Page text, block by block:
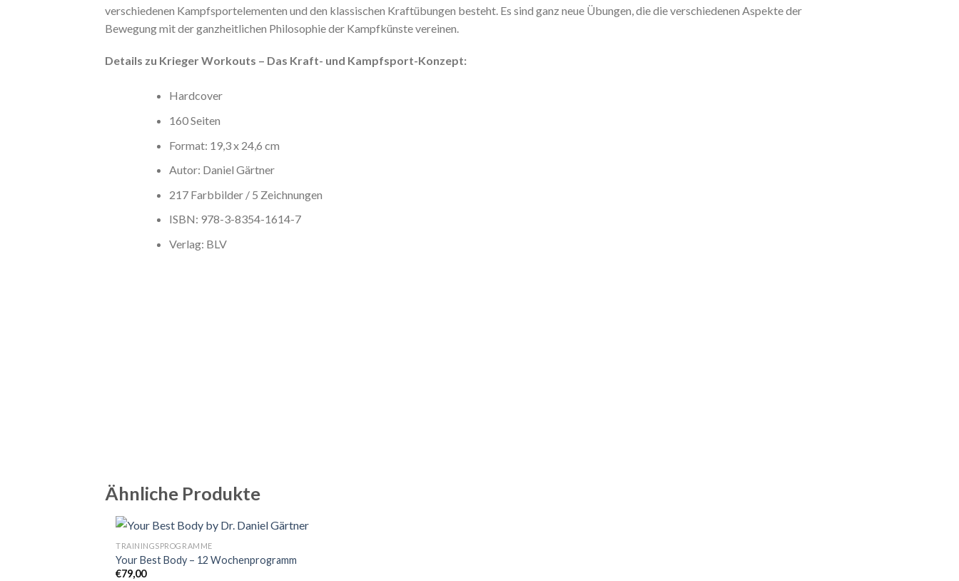
verschiedenen Kampfsportelementen und den klassischen Kraftübungen besteht. Es sind ganz neue Übungen, die die verschiedenen Aspekte der
Bewegung mit der ganzheitlichen Philosophie der Kampfkünste vereinen.
Details zu Krieger Workouts – Das Kraft- und Kampfsport-Konzept:
Hardcover
160 Seiten
Format: 19,3 x 24,6 cm
Autor: Daniel Gärtner
217 Farbbilder / 5 Zeichnungen
ISBN: 978-3-8354-1614-7
Verlag: BLV
Ähnliche Produkte
TRAININGSPROGRAMME
Your Best Body – 12 Wochenprogramm
€79,00